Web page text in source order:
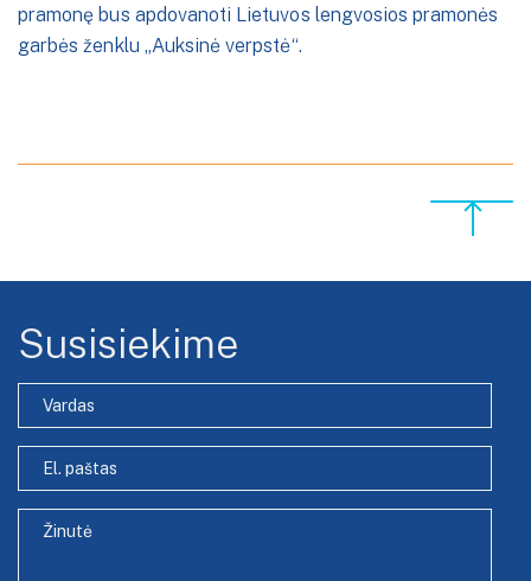
pramonę bus apdovanoti Lietuvos lengvosios pramonės
garbės ženklu „Auksinė verpstė“.
Susisiekime